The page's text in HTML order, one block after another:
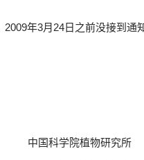
2009年3月24日之前没接到通
中国科学院植物研究所